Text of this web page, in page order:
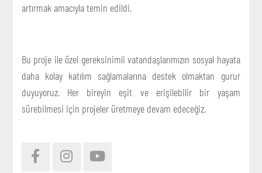
artırmak amacıyla temin edildi.
Bu proje ile özel gereksinimli vatandaşlarımızın sosyal hayata
daha kolay katılım sağlamalarına destek olmaktan gurur
duyuyoruz. Her bireyin eşit ve erişilebilir bir yaşam
sürebilmesi için projeler üretmeye devam edeceğiz.